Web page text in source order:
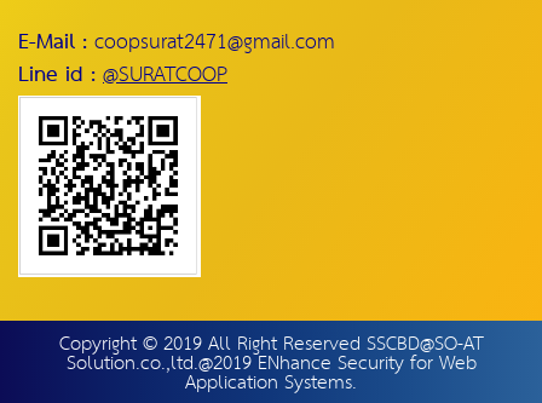
E-Mail :coopsurat2471@gmail.com
Line id :@SURATCOOP
Copyright © 2019 All Right Reserved SSCBD@SO-AT
Solution.co.,ltd.@2019 ENhance Security for Web
Application Systems.